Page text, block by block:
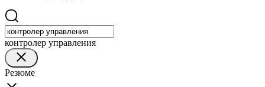
контролер управления
Резюме